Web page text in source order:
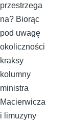
przestrzega
na? Biorąc
pod uwagę
okoliczności
kraksy
kolumny
ministra
Macierwicza
i limuzyny